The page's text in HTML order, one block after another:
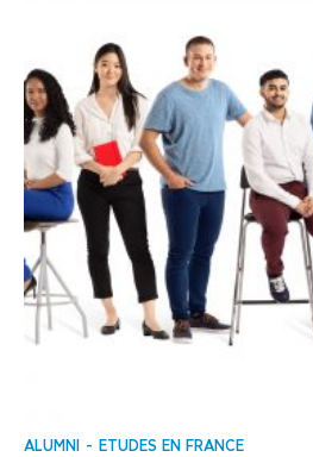
ALUMNI ΕTUDES EN FRANCE